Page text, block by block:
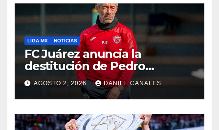
LIGA MX NOTICIAS
FC Juárez anuncia la
destitución de Pedro
Caixinha
AGOSTO 2, 2026 DANIEL CANALES